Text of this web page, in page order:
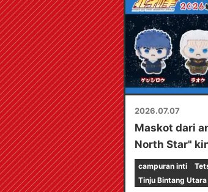
2026.07.07
Maskot dari
North Star"
hadiah dari
campuran inti
Tinju Bintang Utara